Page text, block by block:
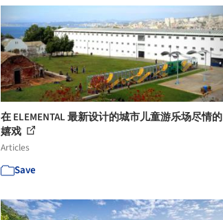
在 ELEMENTAL 最新设计的城市儿童游乐场尽情的
嬉戏
Articles
Save